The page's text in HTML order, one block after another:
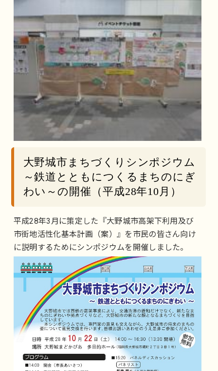
大野城市まちづくりシンポジウム
～鉄道とともにつくるまちのにぎ
わい～の開催（平成28年10月）
平成28年3月に策定した『大野城市高架下利用及び
市街地活性化基本計画（案）』を市民の皆さん向け
に説明するためにシンポジウムを開催しました。